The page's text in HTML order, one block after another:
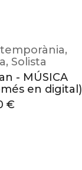
,
, Solista
- MÚSICA
en digital)
€